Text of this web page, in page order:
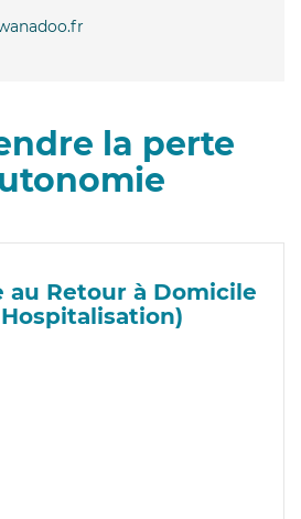
la perte
au Retour à Domicile